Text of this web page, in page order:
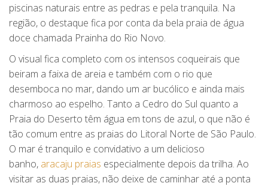
piscinas naturais entre as pedras e pela tranquila. Na
região, o destaque fica por conta da bela praia de água
doce chamada Prainha do Rio Novo.
O visual fica completo com os intensos coqueirais que
beiram a faixa de areia e também com o rio que
desemboca no mar, dando um ar bucólico e ainda mais
charmoso ao espelho. Tanto a Cedro do Sul quanto a
Praia do Deserto têm água em tons de azul, o que não é
tão comum entre as praias do Litoral Norte de São Paulo.
O mar é tranquilo e convidativo a um delicioso
banho, aracaju praias especialmente depois da trilha. Ao
visitar as duas praias, não deixe de caminhar até a ponta